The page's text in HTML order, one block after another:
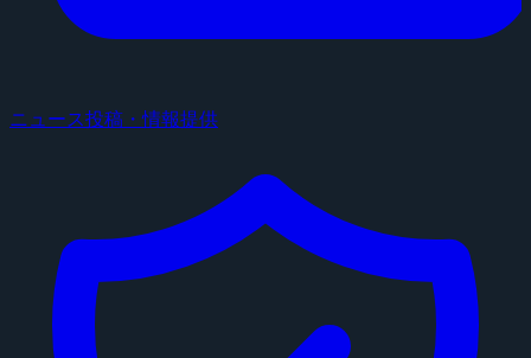
ニュース投稿・情報提供